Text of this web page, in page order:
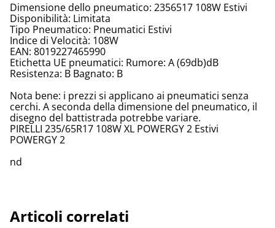
Dimensione dello pneumatico: 2356517 108W Estivi
Disponibilità: Limitata
Tipo Pneumatico: Pneumatici Estivi
Indice di Velocità: 108W
EAN: 8019227465990
Etichetta UE pneumatici: Rumore: A (69db)dB
Resistenza: B Bagnato: B
Nota bene: i prezzi si applicano ai pneumatici senza
cerchi. A seconda della dimensione del pneumatico, il
disegno del battistrada potrebbe variare.
PIRELLI 235/65R17 108W XL POWERGY 2 Estivi
POWERGY 2
nd
Articoli correlati